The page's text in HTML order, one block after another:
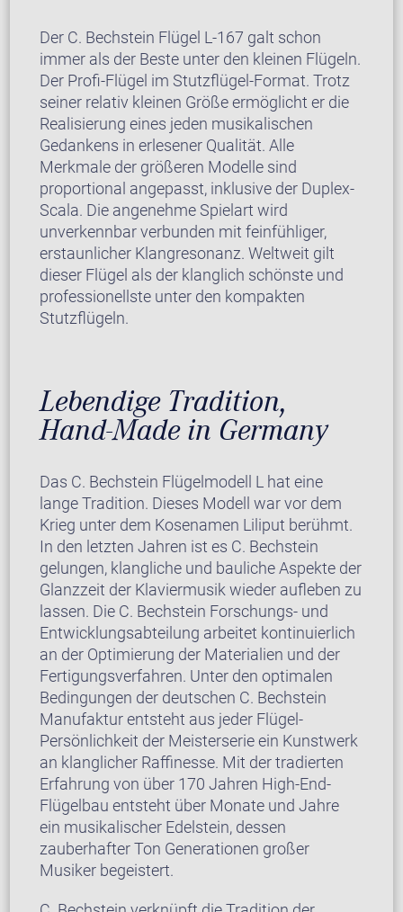
Der C. Bechstein Flügel L-167 galt schon
immer als der Beste unter den kleinen Flügeln.
Der Profi-Flügel im Stutzflügel-Format. Trotz
seiner relativ kleinen Größe ermöglicht er die
Realisierung eines jeden musikalischen
Gedankens in erlesener Qualität. Alle
Merkmale der größeren Modelle sind
proportional angepasst, inklusive der Duplex-
Scala. Die angenehme Spielart wird
unverkennbar verbunden mit feinfühliger,
erstaunlicher Klangresonanz. Weltweit gilt
dieser Flügel als der klanglich schönste und
professionellste unter den kompakten
Stutzflügeln.
Lebendige Tradition,
Hand-Made in Germany
Das C. Bechstein Flügelmodell L hat eine
lange Tradition. Dieses Modell war vor dem
Krieg unter dem Kosenamen Liliput berühmt.
In den letzten Jahren ist es C. Bechstein
gelungen, klangliche und bauliche Aspekte der
Glanzzeit der Klaviermusik wieder aufleben zu
lassen. Die C. Bechstein Forschungs- und
Entwicklungsabteilung arbeitet kontinuierlich
an der Optimierung der Materialien und der
Fertigungsverfahren. Unter den optimalen
Bedingungen der deutschen C. Bechstein
Manufaktur entsteht aus jeder Flügel-
Persönlichkeit der Meisterserie ein Kunstwerk
an klanglicher Raffinesse. Mit der tradierten
Erfahrung von über 170 Jahren High-End-
Flügelbau entsteht über Monate und Jahre
ein musikalischer Edelstein, dessen
zauberhafter Ton Generationen großer
Musiker begeistert.